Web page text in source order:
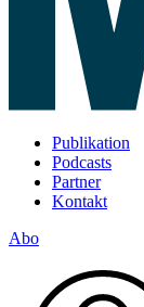
Publikation
Podcasts
Partner
Kontakt
Abo